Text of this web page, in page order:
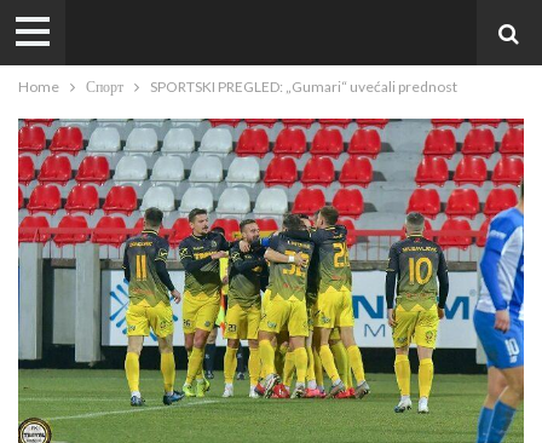
Home Спорт SPORTSKI PREGLED: „Gumari“ uvećali prednost